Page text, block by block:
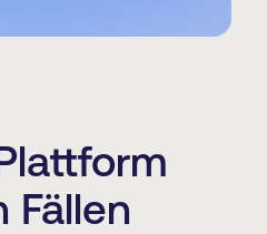
Fällen